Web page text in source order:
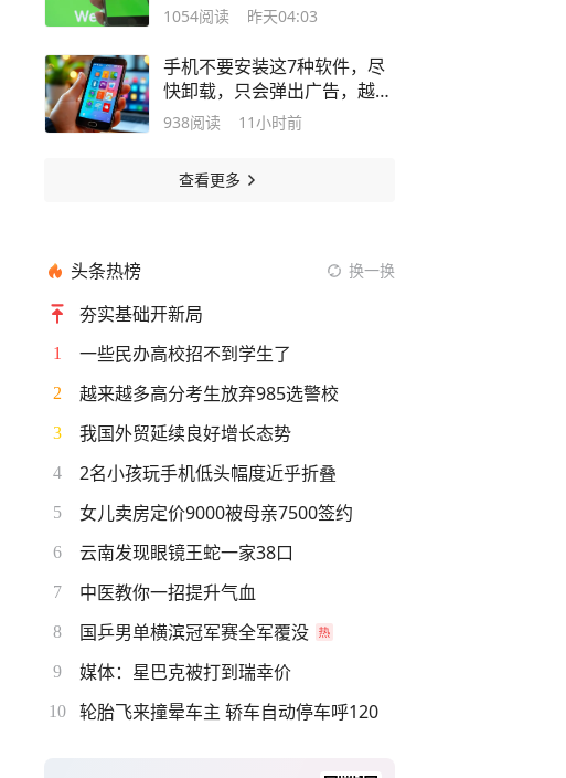
了
1054阅读 昨天04:03
手机不要安装这7种软件，尽
快卸载，只会弹出广告，越用
越卡
938阅读 11小时前
查看更多
头条热榜 换一换
夯实基础开新局
1 一些民办高校招不到学生了
2 越来越多高分考生放弃985选警校
3 我国外贸延续良好增长态势
4 2名小孩玩手机低头幅度近乎折叠
5 女儿卖房定价9000被母亲7500签约
6 云南发现眼镜王蛇一家38口
7 中医教你一招提升气血
8 国乒男单横滨冠军赛全军覆没
9 媒体：星巴克被打到瑞幸价
10 轮胎飞来撞晕车主 轿车自动停车呼120